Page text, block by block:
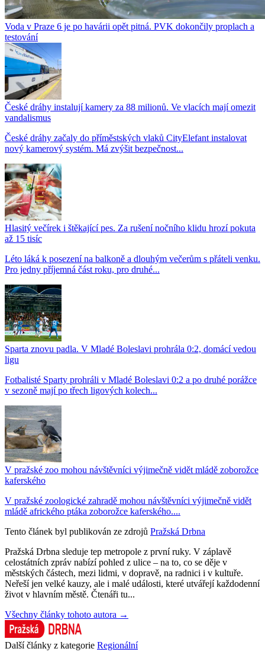
Voda v Praze 6 je po havárii opět pitná. PVK dokončily proplach a
testování
České dráhy instalují kamery za 88 milionů. Ve vlacích mají omezit
vandalismus
České dráhy začaly do příměstských vlaků CityElefant instalovat
nový kamerový systém. Má zvýšit bezpečnost...
Hlasitý večírek i štěkající pes. Za rušení nočního klidu hrozí pokuta
až 15 tisíc
Léto láká k posezení na balkoně a dlouhým večerům s přáteli venku.
Pro jedny příjemná část roku, pro druhé...
Sparta znovu padla. V Mladé Boleslavi prohrála 0:2, domácí vedou
ligu
Fotbalisté Sparty prohráli v Mladé Boleslavi 0:2 a po druhé porážce
v sezoně mají po třech ligových kolech...
V pražské zoo mohou návštěvníci výjimečně vidět mládě zoborožce
kaferského
V pražské zoologické zahradě mohou návštěvníci výjimečně vidět
mládě afrického ptáka zoborožce kaferského....
Tento článek byl publikován ze zdrojů Pražská Drbna
Pražská Drbna sleduje tep metropole z první ruky. V záplavě
celostátních zpráv nabízí pohled z ulice – na to, co se děje v
městských částech, mezi lidmi, v dopravě, na radnici i v kultuře.
Neřeší jen velké kauzy, ale i malé události, které utvářejí každodenní
život v hlavním městě. Čtenáři tu...
Všechny články tohoto autora →
Další články z kategorie Regionální